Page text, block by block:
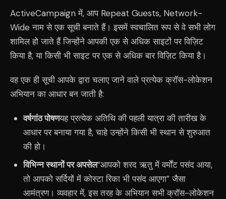
ActiveCampaign में, आप Repeat Guests, Network-
Wide नाम से एक सूची बनाते हैं। इसमें स्वचालित रूप से वे सभी लोग
शामिल हो जाते हैं जिन्होंने आपकी एक से अधिक साइटों पर विज़िट
किया है, या किसी भी साइट पर एक से अधिक बार विज़िट किया है।
वह एक ही सूची आपके द्वारा चलाए जाने वाले प्रत्येक क्रॉस-लोकेशन
अभियान का आधार बन जाती है:
वर्षगांठ पोषणयह प्रत्येक अतिथि की पहली यात्रा की तारीख के
आधार पर बनाया गया है, चाहे उन्होंने किसी भी स्थान से शुरुआत
की हो।
विभिन्न स्थानों पर अपसेल“आपको शरद ऋतु में वर्मोंट पसंद आया,
तो आपको सर्दियों में कोस्टा रिका भी पसंद आएगा” जैसा
आमंत्रण। व्यवहार में, इस तरह के अभियान सभी क्रॉस-लोकेशन